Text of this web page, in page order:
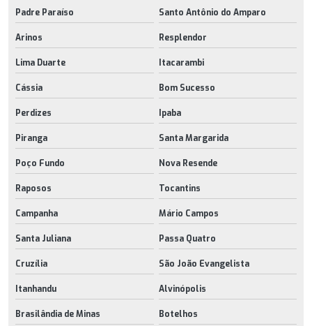
Padre Paraíso Santo Antônio do Amparo
Arinos Resplendor
Lima Duarte Itacarambi
Cássia Bom Sucesso
Perdizes Ipaba
Piranga Santa Margarida
Poço Fundo Nova Resende
Raposos Tocantins
Campanha Mário Campos
Santa Juliana Passa Quatro
Cruzília São João Evangelista
Itanhandu Alvinópolis
Brasilândia de Minas Botelhos